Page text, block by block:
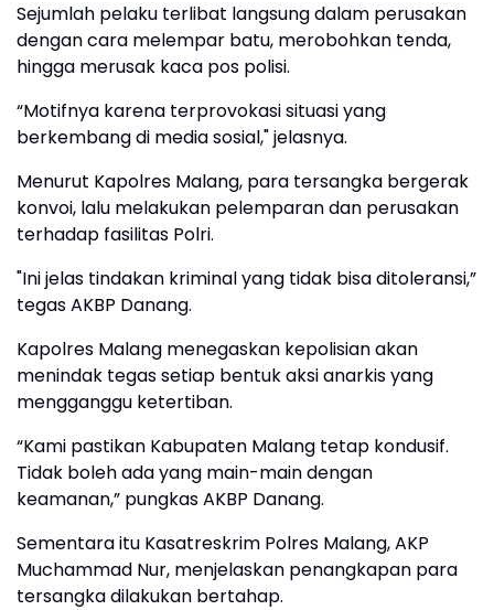
Sejumlah pelaku terlibat langsung dalam perusakan
dengan cara melempar batu, merobohkan tenda,
hingga merusak kaca pos polisi.
“Motifnya karena terprovokasi situasi yang
berkembang di media sosial," jelasnya.
Menurut Kapolres Malang, para tersangka bergerak
konvoi, lalu melakukan pelemparan dan perusakan
terhadap fasilitas Polri.
"Ini jelas tindakan kriminal yang tidak bisa ditoleransi,”
tegas AKBP Danang.
Kapolres Malang menegaskan kepolisian akan
menindak tegas setiap bentuk aksi anarkis yang
mengganggu ketertiban.
“Kami pastikan Kabupaten Malang tetap kondusif.
Tidak boleh ada yang main-main dengan
keamanan,” pungkas AKBP Danang.
Sementara itu Kasatreskrim Polres Malang, AKP
Muchammad Nur, menjelaskan penangkapan para
tersangka dilakukan bertahap.